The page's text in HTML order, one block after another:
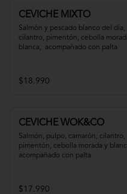
CEVICHE MIXTO
Salmón y pescado blanco del dia,
cilantro, pimentón, cebolla
blanca,  acompañado con palta
$18.990
CEVICHE WOK&CO
Salmón, pulpo, camarón, cilantro,
pimentón, cebolla morada y
acompañado con palta
$17.990